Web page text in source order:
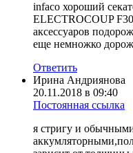
infaco хороший
ELECTROCOUP
аксессуаров
еще немножко
Ответить
Ирина Андриянова
20.11.2018 в 09:40
Постоянная ссылка
я стригу и